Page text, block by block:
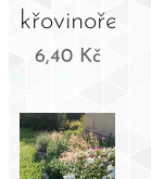
křovinořezem
6,40Kč